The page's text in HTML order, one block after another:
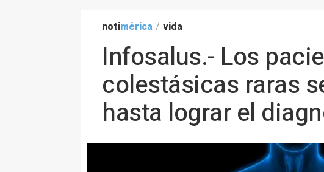
notimérica / vida
Infosalus.- Los
colestásicas raras
hasta lograr el